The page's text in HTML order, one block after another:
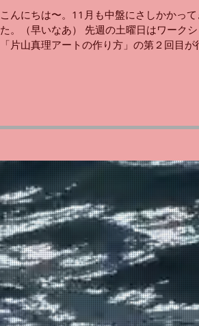
こんにちは〜。11月も中盤にさしかかって
た。（早いなあ） 先週の土曜日はワークシ
「片山真理アートの作り方」の第２回目が
ました！ （１回目の様子は前回のブログ
第１回目終了後から受講生たちは何度もラ
を運んでアートプロジェクトの企画を考え